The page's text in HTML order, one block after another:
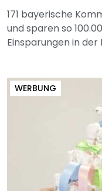
171 bayerische
und sparen so
Einsparungen in
WERBUNG